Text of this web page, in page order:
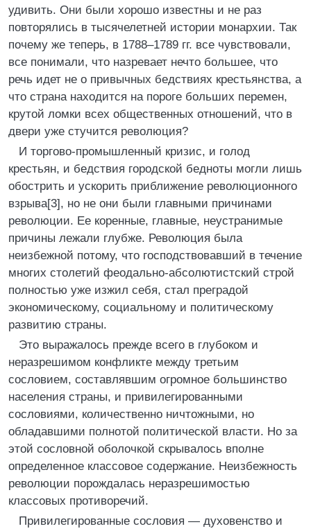
удивить. Они были хорошо известны и не раз
повторялись в тысячелетней истории монархии. Так
почему же теперь, в 1788–1789 гг. все чувствовали,
все понимали, что назревает нечто большее, что
речь идет не о привычных бедствиях крестьянства, а
что страна находится на пороге больших перемен,
крутой ломки всех общественных отношений, что в
двери уже стучится революция?
И торгово-промышленный кризис, и голод
крестьян, и бедствия городской бедноты могли лишь
обострить и ускорить приближение революционного
взрыва[3], но не они были главными причинами
революции. Ее коренные, главные, неустранимые
причины лежали глубже. Революция была
неизбежной потому, что господствовавший в течение
многих столетий феодально-абсолютистский строй
полностью уже изжил себя, стал преградой
экономическому, социальному и политическому
развитию страны.
Это выражалось прежде всего в глубоком и
неразрешимом конфликте между третьим
сословием, составлявшим огромное большинство
населения страны, и привилегированными
сословиями, количественно ничтожными, но
обладавшими полнотой политической власти. Но за
этой сословной оболочкой скрывалось вполне
определенное классовое содержание. Неизбежность
революции порождалась неразрешимостью
классовых противоречий.
Привилегированные сословия — духовенство и